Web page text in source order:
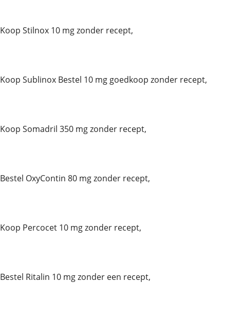
Koop Stilnox 10 mg zonder recept,
Koop Sublinox Bestel 10 mg goedkoop zonder recept,
Koop Somadril 350 mg zonder recept,
Bestel OxyContin 80 mg zonder recept,
Koop Percocet 10 mg zonder recept,
Bestel Ritalin 10 mg zonder een recept,